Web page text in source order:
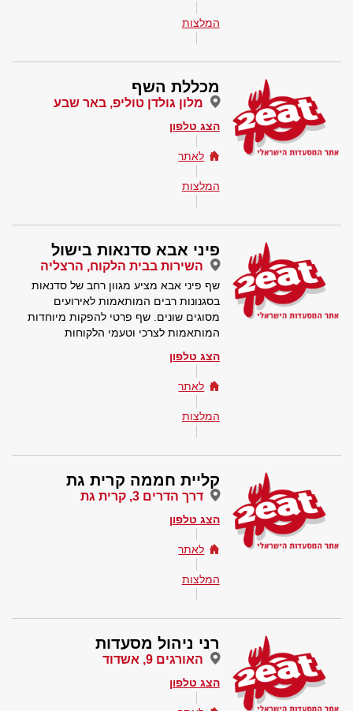
המלצות
מכללת השף
מלון גולדן טוליפ, באר שבע
הצג טלפון
לאתר
המלצות
פיני אבא סדנאות בישול
השירות בבית הלקוח, הרצליה
שף פיני אבא מציע מגוון רחב של סדנאות
בסגנונות רבים המותאמות לאירועים
מסוגים שונים. שף פרטי להפקות מיוחדות
המותאמות לצרכי וטעמי הלקוחות
הצג טלפון
לאתר
המלצות
קליית חממה קרית גת
דרך הדרים 3, קרית גת
הצג טלפון
לאתר
המלצות
רני ניהול מסעדות
האורגים 9, אשדוד
הצג טלפון